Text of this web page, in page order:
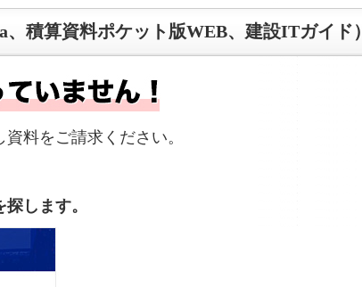
積算資料ポケット版WEB、建設ITガイド）
料をご請求ください。
します。